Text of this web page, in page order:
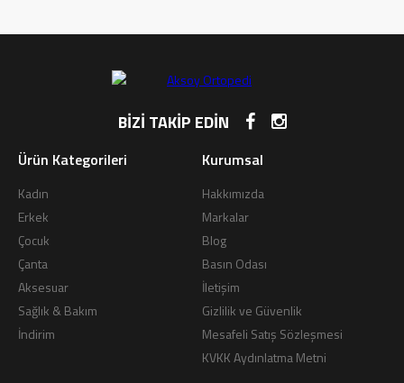
BİZİ TAKİP EDİN
Ürün Kategorileri
Kadın
Erkek
Çocuk
Çanta
Aksesuar
Sağlık & Bakım
İndirim
Kurumsal
Hakkımızda
Markalar
Blog
Basın Odası
İletişim
Gizlilik ve Güvenlik
Mesafeli Satış Sözleşmesi
KVKK Aydınlatma Metni